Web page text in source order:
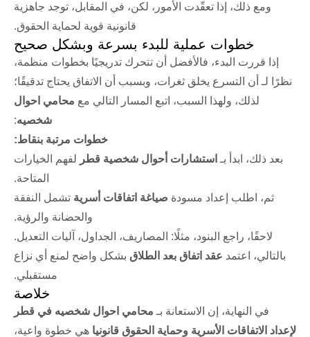
ومع ذلك، إذا تعقّدت الأمور، لكن، في المقابل، توجد جاهزية
قانونية قوية لحماية الحقوق.
خطوات عملية للبدء بسرعة وبشكل صحيح
إذا قررت البدء، فالأفضل أن تتحرك تدريجيًا بخطوات منظمة،
نظرًا لـ أن التسرع يخلق ثغرات، وبسبب أن الاتفاق يحتاج تدقيقًا؛
لذلك، ولهذا السبب، اتبع المسار التالي مع محامي احوال
شخصيه:
خطوات مرتبة بنقاط:
بعد ذلك، ابدأ بـ استشارات أحوال شخصية قطر لفهم الخيارات
المتاحة.
ثم، اطلب إعداد مسودة صياغة اتفاقات أسرية تشمل النفقة
والحضانة والرؤية.
لاحقًا، راجع البنود، مثلًا: المصاريف، الجداول، آليات التعديل.
بالتالي، اعتمد عقد اتفاق بعد الطلاق بشكل واضح لمنع أي نزاع
مستقبلي.
خلاصة
في النهاية، إن الاستعانة بـ محامي احوال شخصيه في قطر
لإعداد الاتفاقات الأسرية وحماية الحقوق قانونيا هي خطوة واعية،